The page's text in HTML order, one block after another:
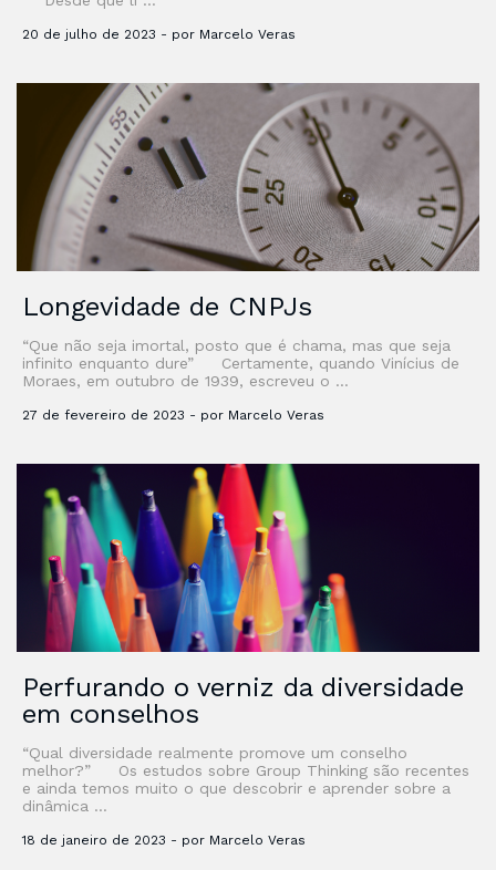
20 de julho de 2023 - por Marcelo Veras
Longevidade de CNPJs
“Que não seja imortal, posto que é chama, mas que seja
infinito enquanto dure” Certamente, quando Vinícius de
Moraes, em outubro de 1939, escreveu o …
27 de fevereiro de 2023 - por Marcelo Veras
Perfurando o verniz da diversidade
em conselhos
“Qual diversidade realmente promove um conselho
melhor?” Os estudos sobre Group Thinking são recentes
e ainda temos muito o que descobrir e aprender sobre a
dinâmica …
18 de janeiro de 2023 - por Marcelo Veras